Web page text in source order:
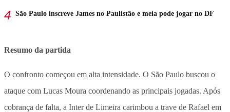
São Paulo inscreve James no Paulistão e meia pode jogar no DF
Resumo da partida
O confronto começou em alta intensidade. O São Paulo buscou o
ataque com Lucas Moura coordenando as principais jogadas. Após
cobrança de falta, a Inter de Limeira carimbou a trave de Rafael em